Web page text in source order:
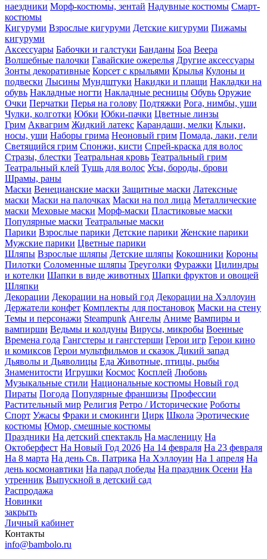
наездники Морф-костюмы, зентай Надувные костюмы Смарт-
костюмы
Кигуруми Взрослые кигуруми Детские кигуруми Пижамы
кигуруми
Аксессуары Бабочки и галстуки Банданы Боа Веера
Волшебные палочки Гавайские ожерелья Другие аксессуары
Зонты декоративные Корсет с крыльями Крылья Кулоны и
подвески Лысины Мундштуки Накидки и плащи Накладки на
обувь Накладные ногти Накладные ресницы Обувь Оружие
Очки Перчатки Перья на голову Подтяжки Рога, нимбы, уши
Чулки, колготки Юбки Юбки-пачки Цветные линзы
Грим Аквагрим Жидкий латекс Карандаши, мелки Клыки,
носы, уши Наборы грима Неоновый грим Помада, лаки, гели
Светящийся грим Спонжи, кисти Спрей-краска для волос
Стразы, блестки Театральная кровь Театральный грим
Театральный клей Тушь для волос Усы, бороды, брови
Шрамы, раны
Маски Венецианские маски Защитные маски Латексные
маски Маски на палочках Маски на пол лица Металлические
маски Меховые маски Морф-маски Пластиковые маски
Популярные маски Театральные маски
Парики Взрослые парики Детские парики Женские парики
Мужские парики Цветные парики
Шляпы Взрослые шляпы Детские шляпы Кокошники Короны
Пилотки Соломенные шляпы Треуголки Фуражки Цилиндры
и котелки Шапки в виде животных Шапки фруктов и овощей
Шляпки
Декорации Декорации на новый год Декорации на Хэллоуин
Держатели конфет Комплекты для постановок Маски на стену
Темы и персонажи Steampunk Ангелы Аниме Вампиры и
вампирши Ведьмы и колдуны Вирусы, микробы Военные
Времена года Гангстеры и гангстерши Герои игр Герои кино
и комиксов Герои мультфильмов и сказок Дикий запад
Дьяволы и Дьяволицы Еда Животные, птицы, рыбы
Знаменитости Игрушки Космос Косплей Любовь
Музыкальные стили Национальные костюмы Новый год
Пираты Погода Популярные франшизы Профессии
Растительный мир Религия Ретро / Исторические Роботы
Спорт Ужасы Фраки и смокинги Цирк Школа Эротические
костюмы Юмор, смешные костюмы
Праздники На детский спектакль На масленицу На
Октоберфест На Новый Год 2026 На 14 февраля На 23 февраля
На 8 марта На день Св. Патрика На Хэллоуин На 1 апреля На
день космонавтики На парад победы На праздник Осени На
утренник Выпускной в детский сад
Распродажа
Новинки
закрыть
Личный кабинет
Контакты
info@bambolo.ru